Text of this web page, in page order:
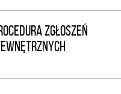
ZGŁOSZEŃ